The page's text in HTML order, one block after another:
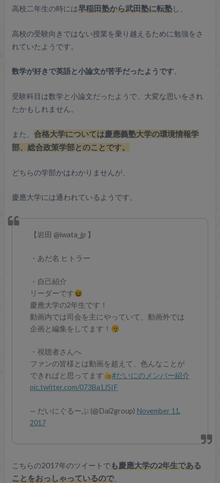
高校二年生の時には早稲田塾から武田塾に転塾し、
高校の受験向きではない授業を乗り越えるために勉強をさ
れていたようです。
数学が好きで英語と小論文が苦手だったようです。
受験科目は数学と小論文だったようで、大変な思いをされ
たかもしれません。
また、 合格大学については慶應義塾大学の環境情報学
部、総合政策学部とのことです。
どちらの学部かはわかりませんが、
慶應大学には通われているようです。
【岩田 @iwata_jp 】
・あだ名 ヒトラー
・自己紹介
リーダーです
慶應大学の2年生です！
動画内では司会を主にやっていて、動画外では
企画と編集をしてます！
・視聴者さんへ
ファンの皆様とは動画を超えて、色んなことが
できればと思ってます
#だいにのメンバー紹介
pic.twitter.com/073Ba1J5IF
— だいにぐるーぷ (@Dai2group) November 11,
2017
こちらの2017年のツイートでも慶應大学の2年生である
ことをおっしゃっているので、